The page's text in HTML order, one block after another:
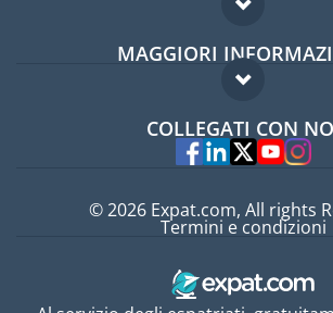
Forum per expat
Guida per expat
MAGGIORI
Domande frequenti
Esperti
COLLEGATI CON
© 2026 Expat.com, All rights
Termini e condizioni